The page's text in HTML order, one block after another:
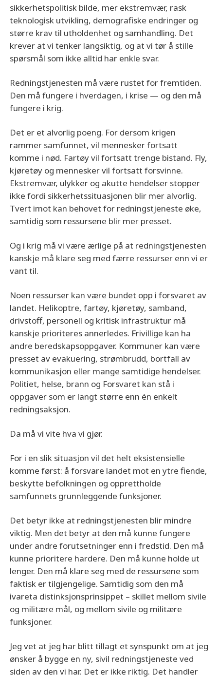
sikkerhetspolitisk bilde, mer ekstremvær, rask
teknologisk utvikling, demografiske endringer og
større krav til utholdenhet og samhandling. Det
krever at vi tenker langsiktig, og at vi tør å stille
spørsmål som ikke alltid har enkle svar.
Redningstjenesten må være rustet for fremtiden.
Den må fungere i hverdagen, i krise — og den må
fungere i krig.
Det er et alvorlig poeng. For dersom krigen
rammer samfunnet, vil mennesker fortsatt
komme i nød. Fartøy vil fortsatt trenge bistand. Fly,
kjøretøy og mennesker vil fortsatt forsvinne.
Ekstremvær, ulykker og akutte hendelser stopper
ikke fordi sikkerhetssituasjonen blir mer alvorlig.
Tvert imot kan behovet for redningstjeneste øke,
samtidig som ressursene blir mer presset.
Og i krig må vi være ærlige på at redningstjenesten
kanskje må klare seg med færre ressurser enn vi er
vant til.
Noen ressurser kan være bundet opp i forsvaret av
landet. Helikoptre, fartøy, kjøretøy, samband,
drivstoff, personell og kritisk infrastruktur må
kanskje prioriteres annerledes. Frivillige kan ha
andre beredskapsoppgaver. Kommuner kan være
presset av evakuering, strømbrudd, bortfall av
kommunikasjon eller mange samtidige hendelser.
Politiet, helse, brann og Forsvaret kan stå i
oppgaver som er langt større enn én enkelt
redningsaksjon.
Da må vi vite hva vi gjør.
For i en slik situasjon vil det helt eksistensielle
komme først: å forsvare landet mot en ytre fiende,
beskytte befolkningen og opprettholde
samfunnets grunnleggende funksjoner.
Det betyr ikke at redningstjenesten blir mindre
viktig. Men det betyr at den må kunne fungere
under andre forutsetninger enn i fredstid. Den må
kunne prioritere hardere. Den må kunne holde ut
lenger. Den må klare seg med de ressursene som
faktisk er tilgjengelige. Samtidig som den må
ivareta distinksjonsprinsippet – skillet mellom sivile
og militære mål, og mellom sivile og militære
funksjoner.
Jeg vet at jeg har blitt tillagt et synspunkt om at jeg
ønsker å bygge en ny, sivil redningstjeneste ved
siden av den vi har. Det er ikke riktig. Det handler